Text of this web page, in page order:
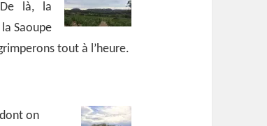
là, la
Saoupe
tout à l’heure.
on